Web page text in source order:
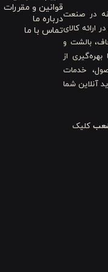
باشد، آشپزی هم
هنگام سرخ کردن
استفاده طولانی هم
آشپزی مناسب است. شما
هنگام برداشتن از تابه
پرکاربرد روزانه
در صنعت
ارائه کالای
بالشت و
از
خدمات
آنلاین شما
کلیک
قوانین و مقررات
درباره ما
تماس با ما